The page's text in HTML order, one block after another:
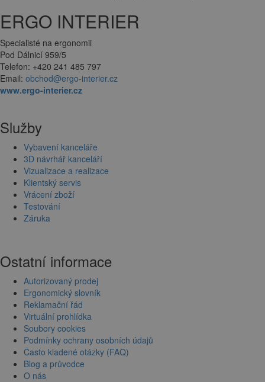
ERGO INTERIER
Specialisté na ergonomii
Pod Dálnicí 959/5
Telefon: +420 241 485 797
Email: obchod@ergo-interier.cz
www.ergo-interier.cz
Služby
Vybavení kanceláře
3D návrhář kanceláří
Vizualizace a realizace
Klientský servis
Vrácení zboží
Testování
Záruka
Ostatní informace
Autorizovaný prodej
Ergonomický slovník
Reklamační řád
Virtuální prohlídka
Soubory cookies
Podmínky ochrany osobních údajů
Často kladené otázky (FAQ)
Blog a průvodce
O nás